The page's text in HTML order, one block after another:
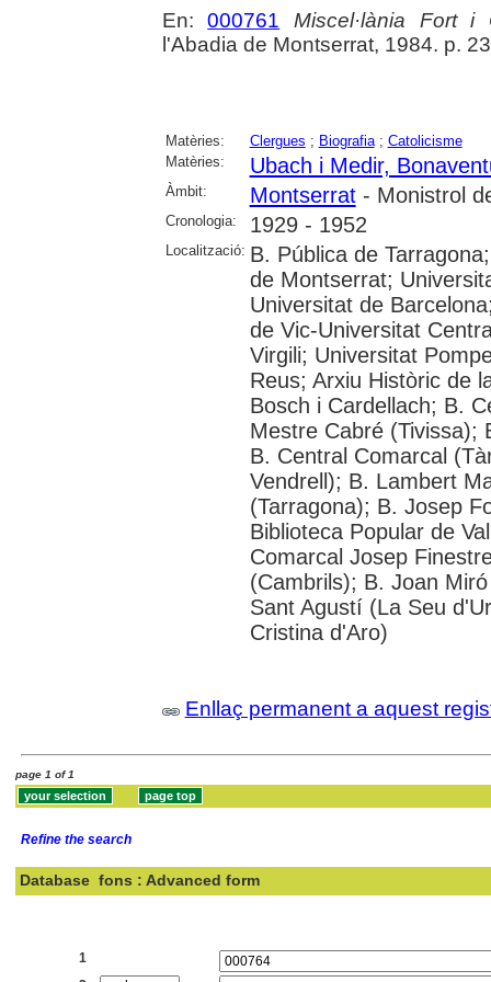
En:000761
Miscel·lània Fort i
l'Abadia de Montserrat, 1984. p.
Matèries: Clergues ; Biografia; Catolicisme
Matèries:
Ubach i Medir,
Àmbit: Montserrat- Monistrol
Cronologia: 1929 - 1952
Localització: B. Pública de
de Montserrat;
Universitat de
de Vic-Universitat
Virgili; Universitat
Reus; Arxiu Històric de
Bosch i Cardellach; B.
Mestre Cabré (Tivissa);
B. Central Comarcal
Vendrell); B. Lambert
(Tarragona); B. Josep
Biblioteca Popular de
Comarcal Josep
(Cambrils); B. Joan
Sant Agustí (La Seu
Cristina d'Aro)
Enllaç permanent a aquest
page 1 of 1
Refine the search
Database fons : Advanced form
1